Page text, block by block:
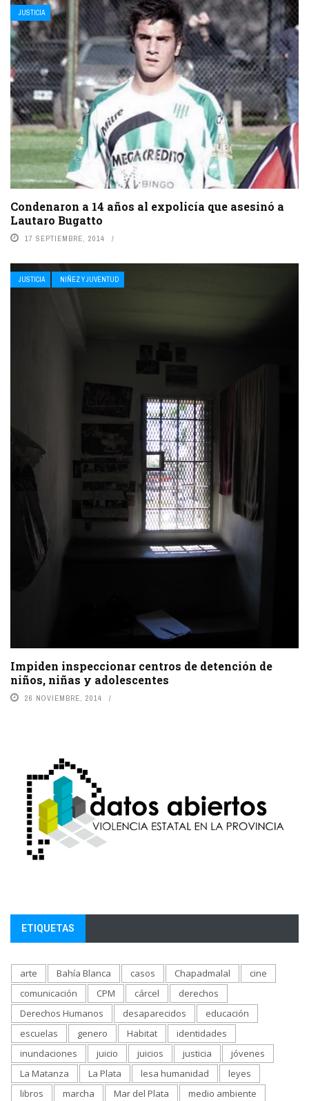
JUSTICIA
Condenaron a 14 años al expolicía que asesinó a
Lautaro Bugatto
17 SEPTIEMBRE, 2014
JUSTICIA NIÑEZ Y JUVENTUD
Impiden inspeccionar centros de detención de
niños, niñas y adolescentes
26 NOVIEMBRE, 2014
ETIQUETAS
arte Bahía Blanca casos Chapadmalal
cine
comunicación
CPM cárcel
derechos
Derechos Humanos
desaparecidos
educación
escuelas
genero Habitat
identidades
inundaciones
juicio juicios justicia
jóvenes
La Matanza
La Plata lesa humanidad
leyes
libros
marcha Mar del Plata
medio ambiente